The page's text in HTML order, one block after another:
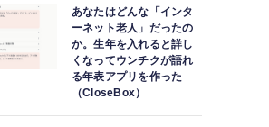
あなたはどんな「インタ
ーネット老人」だったの
か。生年を入れると詳し
くなってウンチクが語れ
る年表アプリを作った
（CloseBox）